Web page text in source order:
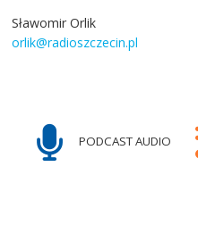
Sławomir Orlik
orlik@radioszczecin.pl
PODCAST AUDIO